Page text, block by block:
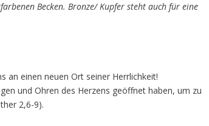
Becken. Bronze/ Kupfer steht auch für eine
an einen neuen Ort seiner Herrlichkeit!
und Ohren des Herzens geöffnet haben, um zu
2,6-9).